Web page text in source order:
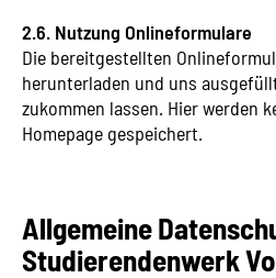
2.6. Nutzung Onlineformulare
Die bereitgestellten
herunterladen und uns
zukommen lassen. Hier werden
Homepage gespeichert.
Allgemeine
Studierendenwerk